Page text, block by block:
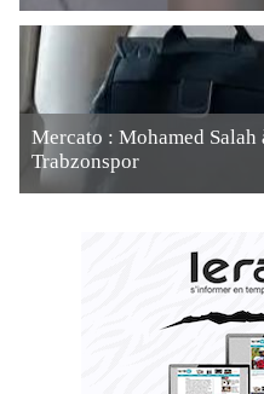
Mercato : Mohamed
Trabzonspor